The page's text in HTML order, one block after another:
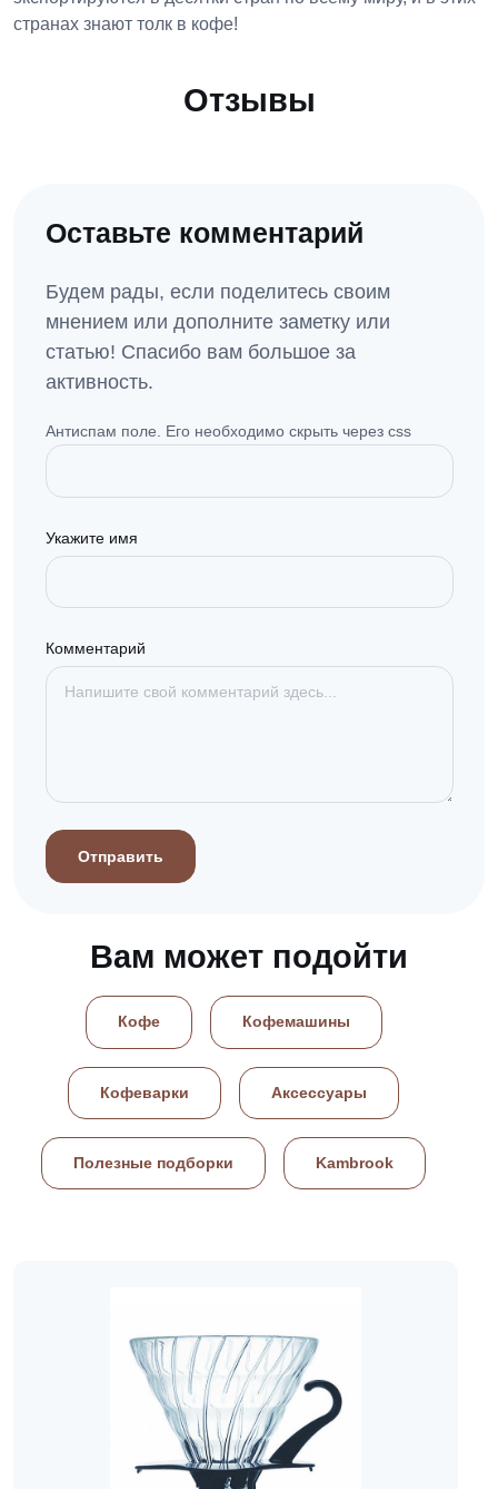
странах знают толк в кофе!
Отзывы
Оставьте комментарий
Будем рады, если поделитесь своим
мнением или дополните заметку или
статью! Спасибо вам большое за
активность.
Антиспам поле. Его необходимо скрыть через css
Укажите имя
Комментарий
Отправить
Вам может подойти
Кофе Кофемашины
Кофеварки Аксессуары
Полезные подборки Kambrook